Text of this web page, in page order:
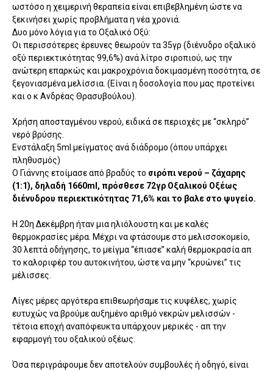
ωστόσο η χειμερινή θεραπεία είναι επιβεβλημένη ώστε να
ξεκινήσει χωρίς προβλήματα η νέα χρονιά.
Δυο μόνο λόγια για το Οξαλικό Οξύ:
Οι περισσότερες έρευνες θεωρούν τα 35γρ (διένυδρο οξαλικό
οξύ περιεκτικότητας 99,6%) ανά λίτρο σιροπιού, ως την
ανώτερη επαρκώς και μακροχρόνια δοκιμασμένη ποσότητα, σε
ξεγονιασμένα μελίσσια. (Είναι η δοσολογία που μας προτείνει
και ο κ Ανδρέας Θρασυβούλου).
Χρήση αποσταγμένου νερού, ειδικά σε περιοχές με “σκληρό”
νερό βρύσης.
Ενστάλαξη 5ml μείγματος ανά διάδρομο (όπου υπάρχει
πληθυσμός)
Ο Γιάννης ετοίμασε από βραδύς το σιρόπι νερού – ζάχαρης
(1:1), δηλαδή 1660ml, πρόσθεσε 72γρ Οξαλικού Οξέως
διένυδρου περιεκτικότητας 71,6% και το βαλε στο ψυγείο.
Η 20η Δεκέμβρη ήταν μια ηλιόλουστη και με καλές
θερμοκρασίες μέρα. Μέχρι να φτάσουμε στο μελισσοκομείο,
30 λεπτά οδήγησης, το μείγμα “έπιασε” καλή θερμοκρασία απ
το καλοριφέρ του αυτοκινήτου, ώστε να μην “κρυώνει” τις
μέλισσες.
Λίγες μέρες αργότερα επιθεωρήσαμε τις κυψέλες, χωρίς
ευτυχώς να βρούμε αυξημένο αριθμό νεκρών μελισσών -
τέτοια εποχή αναπόφευκτα υπάρχουν μερικές - απ την
εφαρμογή του οξαλικού οξέως.
Όσα περιγράφουμε δεν αποτελούν συμβουλές ή οδηγό, είναι